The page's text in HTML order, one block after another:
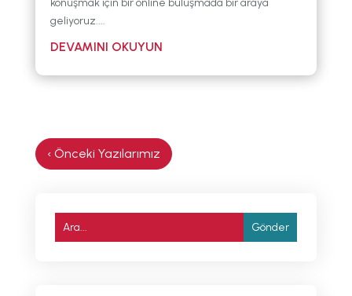
geliyoruz....